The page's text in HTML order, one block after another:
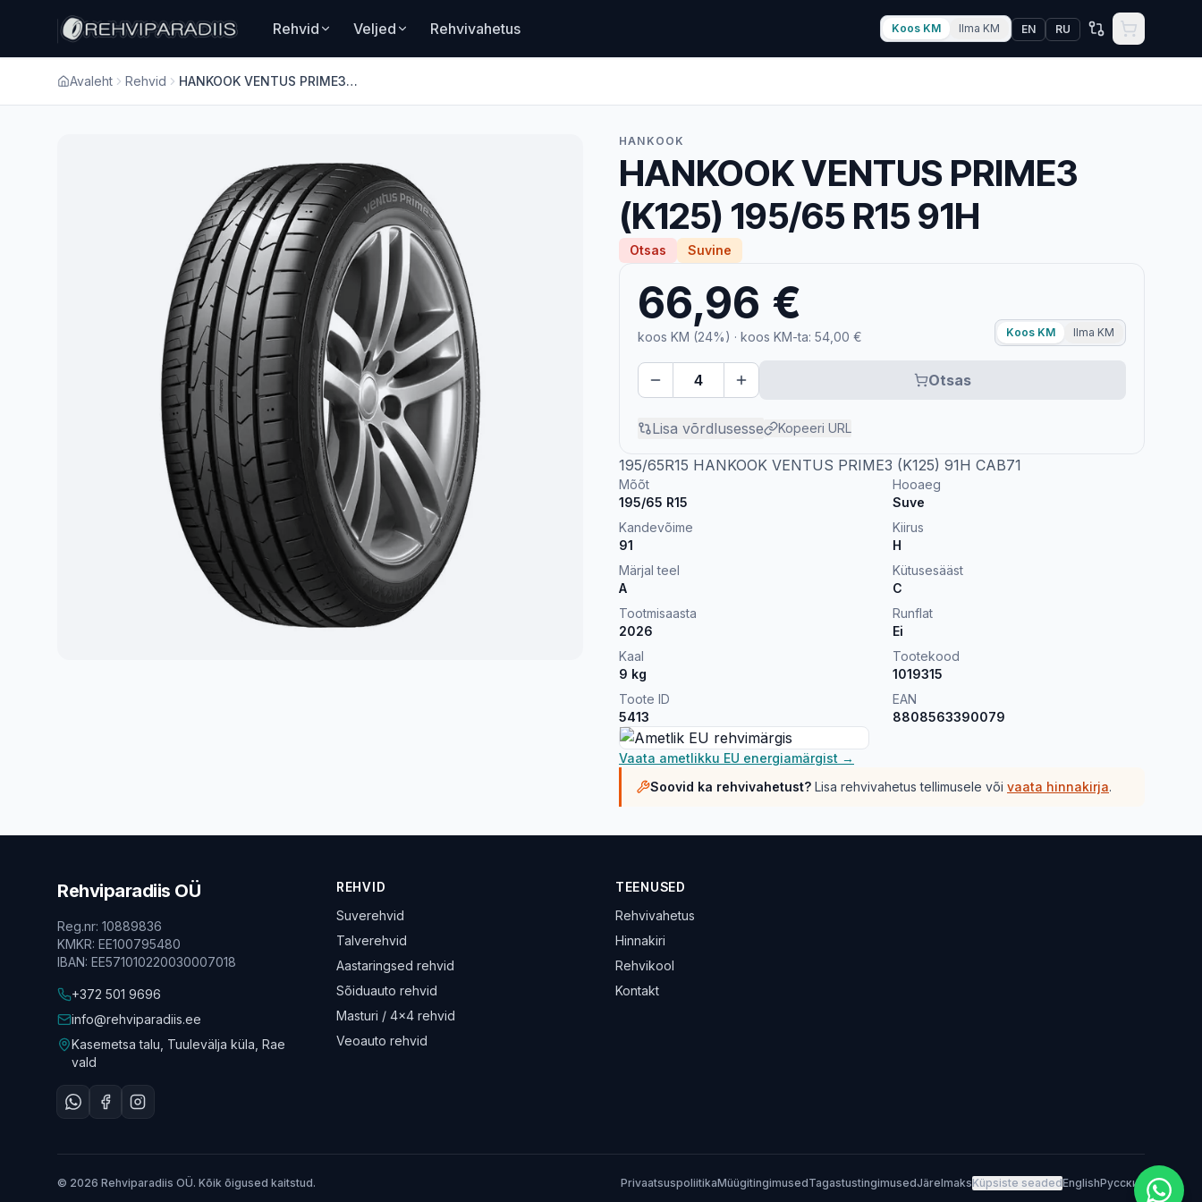
Rehvid
Veljed Rehvivahetus Koos KM Ilma KM EN RU
Avaleht Rehvid HANKOOK VENTUS PRIME3 (K125) 195/65 R15 91H
HANKOOK
HANKOOK VENTUS PRIME3
(K125) 195/65 R15 91H
Otsas Suvine
66,96 €
koos KM (24%) · koos KM-ta: 54,00 € Koos KM Ilma KM
Otsas
Lisa võrdlusesse Kopeeri URL
195/65R15 HANKOOK VENTUS PRIME3 (K125) 91H CAB71
Mõõt
195/65 R15
Hooaeg
Suve
Kandevõime
91
Kiirus
H
Märjal teel
A
Kütusesääst
C
Tootmisaasta
2026
Runflat
Ei
Kaal
9 kg
Tootekood
1019315
Toote ID
5413
EAN
8808563390079
Vaata ametlikku EU energiamärgist →
Soovid ka rehvivahetust? Lisa rehvivahetus tellimusele või vaata hinnakirja.
Rehviparadiis OÜ
Reg.nr: 10889836
KMKR: EE100795480
IBAN: EE571010220030007018
+372 501 9696
info@rehviparadiis.ee
Kasemetsa talu, Tuulevälja küla, Rae
vald
REHVID
Suverehvid
Talverehvid
Aastaringsed rehvid
Sõiduauto rehvid
Masturi / 4×4 rehvid
Veoauto rehvid
TEENUSED
Rehvivahetus
Hinnakiri
Rehvikool
Kontakt
© 2026 Rehviparadiis OÜ. Kõik õigused kaitstud. PrivaatsuspoliitikaMüügitingimusedTagastustingimusedJärelmaksKüpsiste seadedEnglishРусский